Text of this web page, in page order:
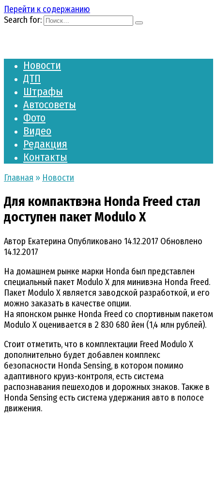
Перейти к содержанию
Search for:
Новости
ДТП
Штрафы
Автосоветы
Фото
Видео
Редакция
Контакты
Главная » Новости
Для компактвэна Honda Freed стал
доступен пакет Modulo X
Автор Екатерина Опубликовано 14.12.2017 Обновлено
14.12.2017
На домашнем рынке марки Honda был представлен
специальный пакет Modulo X для минивэна Honda Freed.
Пакет Modulo X является заводской разработкой, и его
можно заказать в качестве опции.
На японском рынке Honda Freed со спортивным пакетом
Modulo X оценивается в 2 830 680 йен (1,4 млн рублей).
Стоит отметить, что в комплектации Freed Modulo X
дополнительно будет добавлен комплекс
безопасности Honda Sensing, в котором помимо
адаптивного круиз-контроля, есть система
распознавания пешеходов и дорожных знаков. Также в
Honda Sensing есть система удержания авто в полосе
движения.